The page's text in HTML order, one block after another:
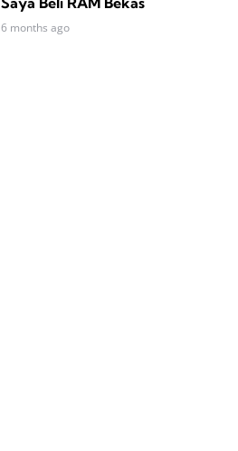
6 months ago